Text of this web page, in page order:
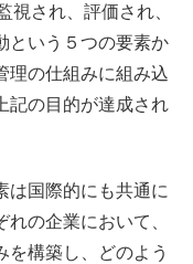
視され、評価され、
という５つの要素か
理の仕組みに組み込
記の目的が達成され
は国際的にも共通に
の企業において、
を構築し、どのよう